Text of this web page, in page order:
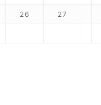
26 27